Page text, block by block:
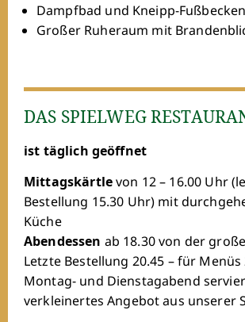
Dampfbad und Kneipp-Fußbecken
Großer Ruheraum mit
DAS SPIELWEG
ist täglich geöffnet
Mittagskärtlevon 12 – 16.00 Uhr
Bestellung 15.30 Uhr) mit
Küche
Abendessen ab 18.30 von der
Letzte Bestellung 20.45 – für Menüs
Montag- und Dienstagabend
verkleinertes Angebot aus unserer